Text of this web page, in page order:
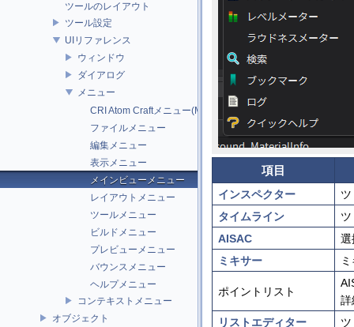
ツールのレイアウト
ツール設定
UIリファレンス
ウィンドウ
ダイアログ
メニュー
CRI Atom Craftメニュー(Mac版のみ)
ファイルメニュー
編集メニュー
表示メニュー
メインビューメニュー
レイアウトメニュー
ツールメニュー
ビルドメニュー
プレビューメニュー
バウンスメニュー
ヘルプメニュー
コンテキストメニュー
オブジェクト
項目
インスペクター
タイムライン
AISAC
選
ミキサー
ポイントリスト
リストエディター